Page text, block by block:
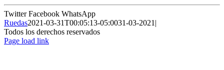
TwitterFacebook WhatsApp
Ruedas2021-03-31T00:05:13-05:0031-03-2021|
Todos los derechos reservados
Page load link